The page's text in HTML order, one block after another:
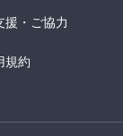
援・ご協力
規約